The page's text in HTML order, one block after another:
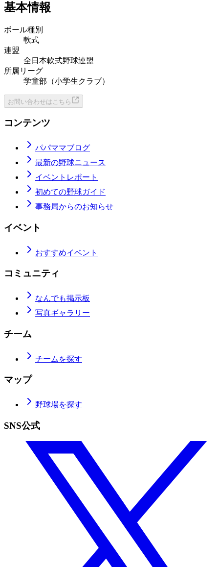
基本情報
ボール種別
軟式
連盟
全日本軟式野球連盟
所属リーグ
学童部（小学生クラブ）
お問い合わせはこちら
コンテンツ
パパママブログ
最新の野球ニュース
イベントレポート
初めての野球ガイド
事務局からのお知らせ
イベント
おすすめイベント
コミュニティ
なんでも掲示板
写真ギャラリー
チーム
チームを探す
マップ
野球場を探す
SNS公式